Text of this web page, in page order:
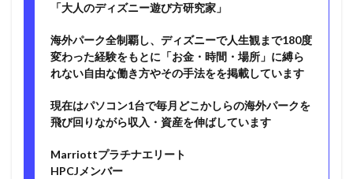
「大人のディズニー遊び方研究家」
海外パーク全制覇し、ディズニーで人生観まで180度
変わった経験をもとに「お金・時間・場所」に縛ら
れない自由な働き方やその手法をを掲載しています
現在はパソコン1台で毎月どこかしらの海外パークを
飛び回りながら収入・資産を伸ばしています
Marriottプラチナエリート
HPCJメンバー